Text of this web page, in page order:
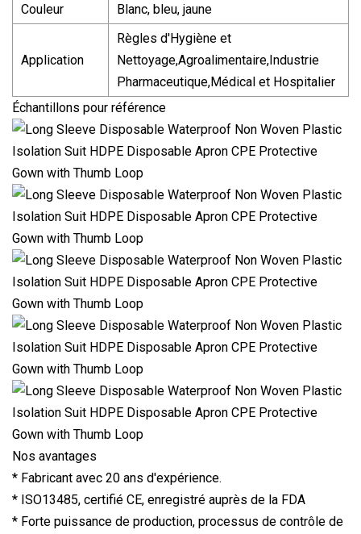
Couleur
Blanc, bleu, jaune
Application
Règles d'Hygiène et
Nettoyage,Agroalimentaire,Industrie
Pharmaceutique,Médical et Hospitalier
Échantillons pour référence
Nos avantages
* Fabricant avec 20 ans d'expérience.
* ISO13485, certifié CE, enregistré auprès de la FDA
* Forte puissance de production, processus de contrôle de